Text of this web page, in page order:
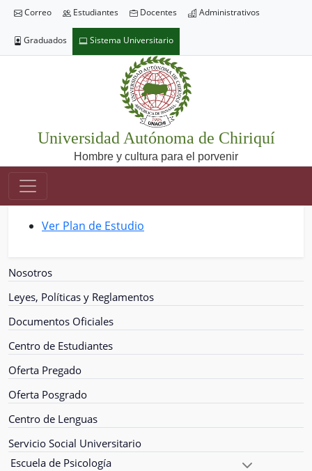
Correo Estudiantes Docentes Administrativos
Graduados Sistema Universitario
Universidad Autónoma de Chiriquí
Hombre y cultura para el porvenir
Nosotros
Leyes, Políticas y Reglamentos
Documentos Oficiales
Centro de Estudiantes
Oferta Pregado
Oferta Posgrado
Centro de Lenguas
Servicio Social Universitario
Escuela de Psicología
Ver Plan de Estudio